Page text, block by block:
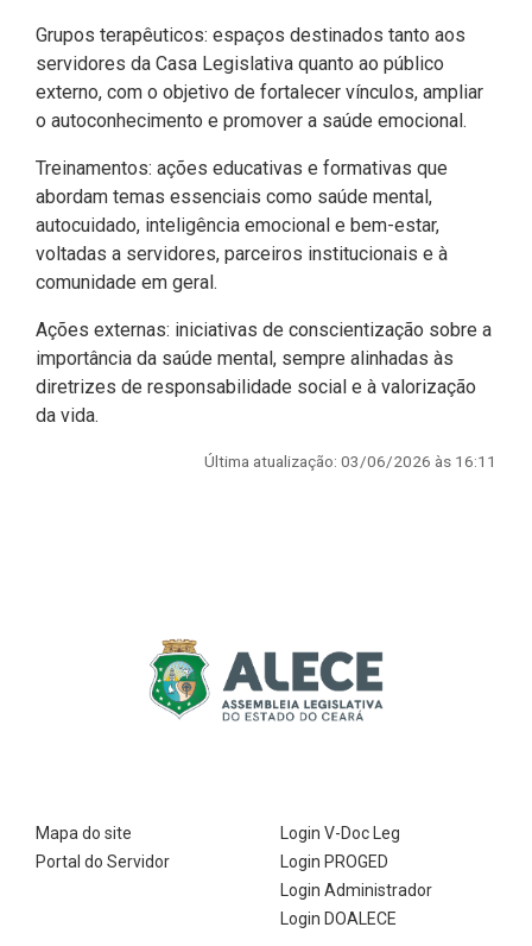
Assessoria Jurídica e Relações
Institucionais
Secretaria Executiva da Mesa
Coordenadoria de Eventos e
Cerimonial
Comitê de Imprensa
1ª Companhia do Batalhão de
Prevenção Institucional
Deputado Pontes Neto
Procon Alece
Sala do Empreendedor
Previdência Social e Saúde
Proteção Social e Combate à
Trabalho, Administração e
Serviço Publico
Turismo e Serviços
Viação, Transporte e Des.
Urbano
Grupos terapêuticos: espaços destinados tanto aos
servidores da Casa Legislativa quanto ao público
externo, com o objetivo de fortalecer vínculos, ampliar
o autoconhecimento e promover a saúde emocional.
Treinamentos: ações educativas e formativas que
abordam temas essenciais como saúde mental,
autocuidado, inteligência emocional e bem-estar,
voltadas a servidores, parceiros institucionais e à
comunidade em geral.
Ações externas: iniciativas de conscientização sobre a
importância da saúde mental, sempre alinhadas às
diretrizes de responsabilidade social e à valorização
da vida.
Última atualização: 03/06/2026 às 16:11
Mapa do site
Portal do Servidor
Login V-Doc Leg
Login PROGED
Login Administrador
Login DOALECE